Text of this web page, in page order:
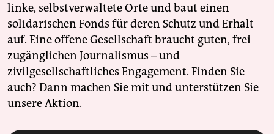
linke, selbstverwaltete Orte und baut einen
solidarischen Fonds für deren Schutz und Erhalt
auf. Eine offene Gesellschaft braucht guten, frei
zugänglichen Journalismus – und
zivilgesellschaftliches Engagement. Finden Sie
auch? Dann machen Sie mit und unterstützen Sie
unsere Aktion.